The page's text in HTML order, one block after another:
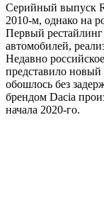
Серийный выпуск
2010-м, однако на
Первый
автомобилей,
Недавно
представило
обошлось без
брендом Dacia
начала 2020-го.